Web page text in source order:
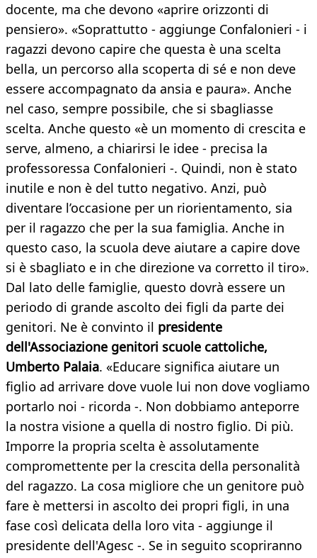
docente, ma che devono «aprire orizzonti di
pensiero». «Soprattutto - aggiunge Confalonieri - i
ragazzi devono capire che questa è una scelta
bella, un percorso alla scoperta di sé e non deve
essere accompagnato da ansia e paura». Anche
nel caso, sempre possibile, che si sbagliasse
scelta. Anche questo «è un momento di crescita e
serve, almeno, a chiarirsi le idee - precisa la
professoressa Confalonieri -. Quindi, non è stato
inutile e non è del tutto negativo. Anzi, può
diventare l’occasione per un riorientamento, sia
per il ragazzo che per la sua famiglia. Anche in
questo caso, la scuola deve aiutare a capire dove
si è sbagliato e in che direzione va corretto il tiro».
Dal lato delle famiglie, questo dovrà essere un
periodo di grande ascolto dei figli da parte dei
genitori. Ne è convinto il presidente
dell'Associazione genitori scuole cattoliche,
Umberto Palaia. «Educare significa aiutare un
figlio ad arrivare dove vuole lui non dove vogliamo
portarlo noi - ricorda -. Non dobbiamo anteporre
la nostra visione a quella di nostro figlio. Di più.
Imporre la propria scelta è assolutamente
compromettente per la crescita della personalità
del ragazzo. La cosa migliore che un genitore può
fare è mettersi in ascolto dei propri figli, in una
fase così delicata della loro vita - aggiunge il
presidente dell'Agesc -. Se in seguito scopriranno